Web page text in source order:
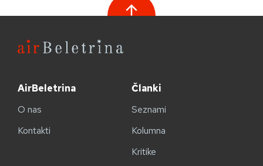
AirBeletrina
O nas
Kontakti
Članki
Seznami
Kolumna
Kritike